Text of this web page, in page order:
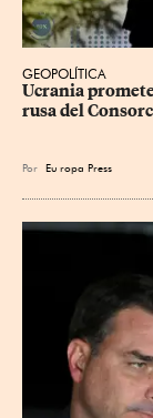
GEOPOLÍTICA
Ucrania
rusa del
Por Eu ropa Press